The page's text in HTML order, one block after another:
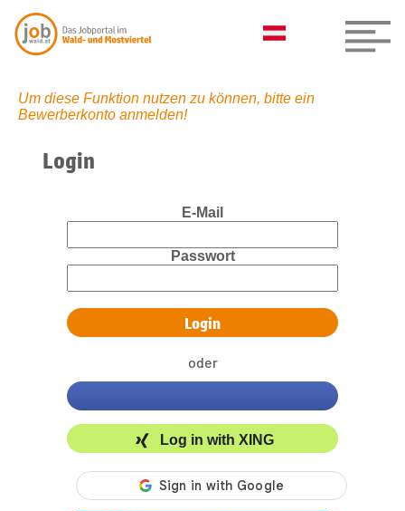
Um diese Funktion nutzen zu können, bitte ein
Bewerberkonto anmelden!
Login
E-Mail
Passwort
oder
Log in with XING